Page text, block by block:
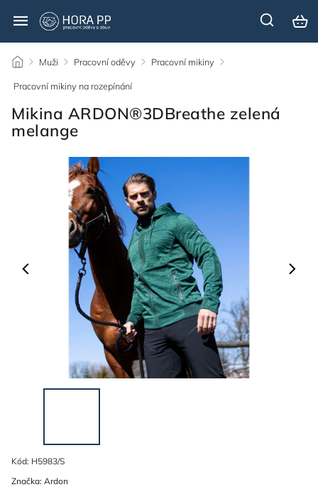
/ Muži / Pracovní oděvy / Pracovní mikiny /
Pracovní mikiny na rozepínání
Mikina ARDON®3DBreathe zelená
melange
Kód: H5983/S
Značka: Ardon